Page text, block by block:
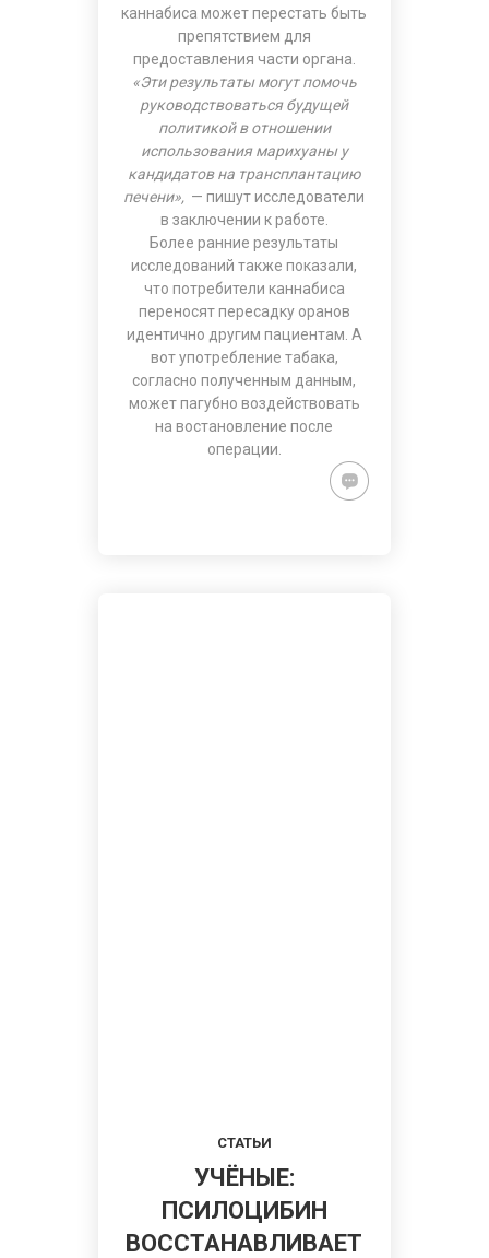
каннабиса может перестать быть
препятствием для
предоставления части органа.
«Эти результаты могут помочь
руководствоваться будущей
политикой в ​​отношении
использования марихуаны у
кандидатов на трансплантацию
печени», — пишут исследователи
в заключении к работе.
Более ранние результаты
исследований также показали,
что потребители каннабиса
переносят пересадку оранов
идентично другим пациентам. А
вот употребление табака,
согласно полученным данным,
может пагубно воздействовать
на востановление после
операции.
СТАТЬИ
УЧЁНЫЕ:
ПСИЛОЦИБИН
ВОССТАНАВЛИВАЕТ